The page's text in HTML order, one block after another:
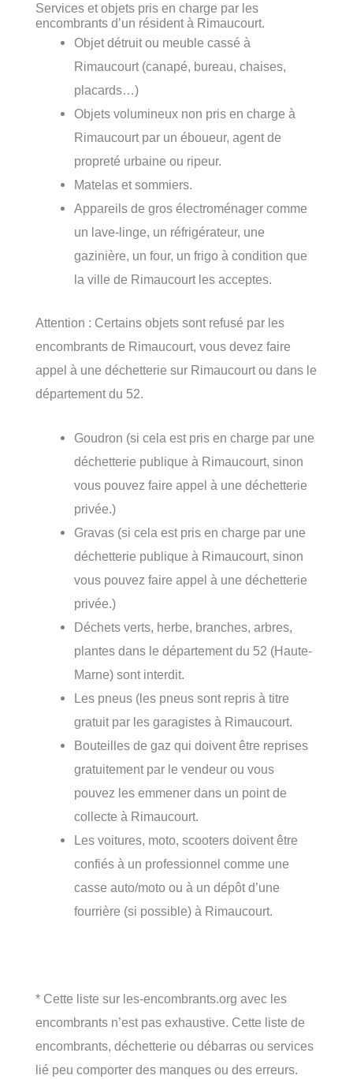
Services et objets pris en charge par les
encombrants d’un résident à Rimaucourt.
Objet détruit ou meuble cassé à
Rimaucourt (canapé, bureau, chaises,
placards…)
Objets volumineux non pris en charge à
Rimaucourt par un éboueur, agent de
propreté urbaine ou ripeur.
Matelas et sommiers.
Appareils de gros électroménager comme
un lave-linge, un réfrigérateur, une
gazinière, un four, un frigo à condition que
la ville de Rimaucourt les acceptes.
Attention : Certains objets sont refusé par les
encombrants de Rimaucourt, vous devez faire
appel à une déchetterie sur Rimaucourt ou dans le
département du 52.
Goudron (si cela est pris en charge par une
déchetterie publique à Rimaucourt, sinon
vous pouvez faire appel à une déchetterie
privée.)
Gravas (si cela est pris en charge par une
déchetterie publique à Rimaucourt, sinon
vous pouvez faire appel à une déchetterie
privée.)
Déchets verts, herbe, branches, arbres,
plantes dans le département du 52 (Haute-
Marne) sont interdit.
Les pneus (les pneus sont repris à titre
gratuit par les garagistes à Rimaucourt.
Bouteilles de gaz qui doivent être reprises
gratuitement par le vendeur ou vous
pouvez les emmener dans un point de
collecte à Rimaucourt.
Les voitures, moto, scooters doivent être
confiés à un professionnel comme une
casse auto/moto ou à un dépôt d’une
fourrière (si possible) à Rimaucourt.
* Cette liste sur les-encombrants.org avec les
encombrants n’est pas exhaustive. Cette liste de
encombrants, déchetterie ou débarras ou services
lié peu comporter des manques ou des erreurs.